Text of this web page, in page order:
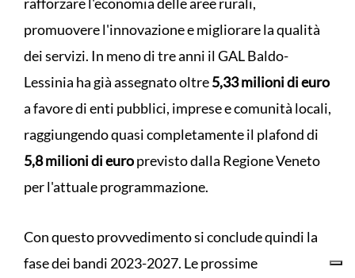
promuovere l'innovazione e migliorare la qualità
dei servizi. In meno di tre anni il GAL Baldo-
Lessinia ha già assegnato oltre5,33 milioni di euro
a favore di enti pubblici, imprese e comunità locali,
raggiungendo quasi completamente il plafond di
5,8 milioni di europrevisto dalla Regione Veneto
per l'attuale programmazione.
Con questo provvedimento si conclude quindi la
fase dei bandi 2023-2027. Le prossime